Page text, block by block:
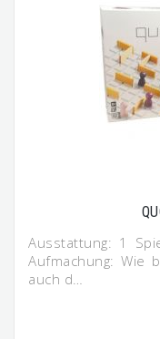
Ausstattung: 1
Aufmachung: Wie
auch d…